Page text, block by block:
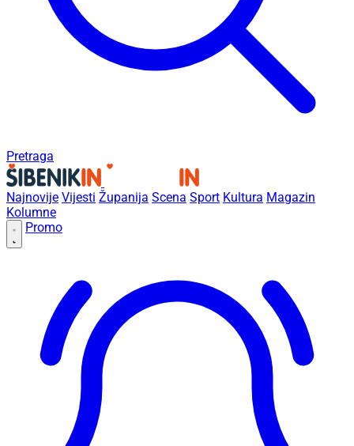
Pretraga
Najnovije Vijesti Županija Scena Sport Kultura Magazin
Kolumne
Promo